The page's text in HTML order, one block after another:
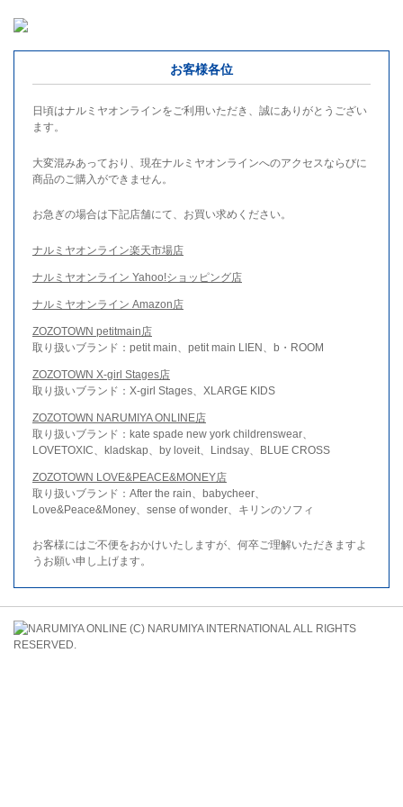
お客様各位
日頃はナルミヤオンラインをご利用いただき、誠にありがとうござい
ます。
大変混みあっており、現在ナルミヤオンラインへのアクセスならびに
商品のご購入ができません。
お急ぎの場合は下記店舗にて、お買い求めください。
ナルミヤオンライン楽天市場店
ナルミヤオンライン Yahoo!ショッピング店
ナルミヤオンライン Amazon店
ZOZOTOWN petitmain店
取り扱いブランド：petit main、petit main LIEN、b・ROOM
ZOZOTOWN X-girl Stages店
取り扱いブランド：X-girl Stages、XLARGE KIDS
ZOZOTOWN NARUMIYA ONLINE店
取り扱いブランド：kate spade new york childrenswear、
LOVETOXIC、kladskap、by loveit、Lindsay、BLUE CROSS
ZOZOTOWN LOVE&PEACE&MONEY店
取り扱いブランド：After the rain、babycheer、
Love&Peace&Money、sense of wonder、キリンのソフィ
お客様にはご不便をおかけいたしますが、何卒ご理解いただきますよ
うお願い申し上げます。